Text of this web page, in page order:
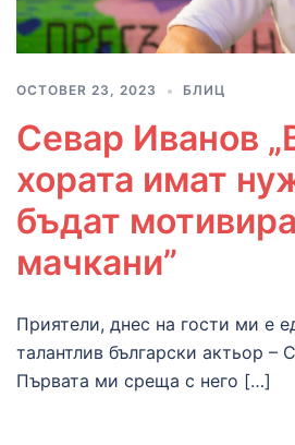
OCTOBER 23, 2023 БЛИЦ
Севар Иванов
хората имат
бъдат
мачкани”
Приятели, днес на гости ми е
талантлив български актьор –
Първата ми среща с него […]